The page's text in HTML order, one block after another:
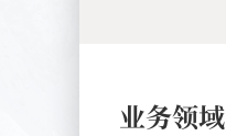
业务领域